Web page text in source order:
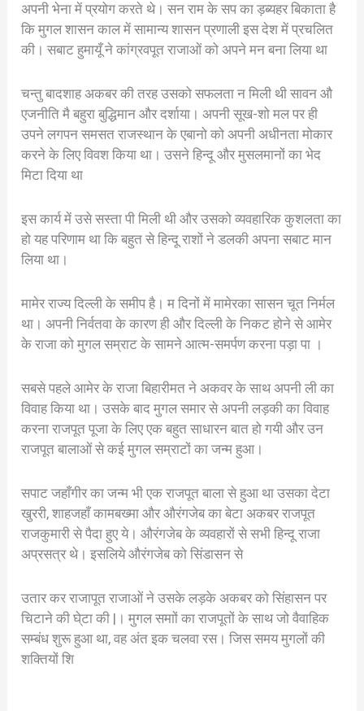
अपनी भेना में प्रयोग करते थे। सन राम के सप का ड़ब्यहर बिकाता है
कि मुगल शासन काल में सामान्य शासन प्रणाली इस देश में प्रचलित
की। सबाट हुमायूँ ने कांग्रवपूत राजाओं को अपने मन बना लिया था
चन्तु बादशाह अकबर की तरह उसको सफलता न मिली थी सावन औ
एजनीति मै बहुरा बुद्धिमान और दर्शाया। अपनी सूख-शो मल पर ही
उपने लगपन समसत राजस्थान के एबानो को अपनी अधीनता मोकार
करने के लिए विवश किया था। उसने हिन्दू और मुसलमानों का भेद
मिटा दिया था
इस कार्य में उसे सस्ता पी मिली थी और उसको व्यवहारिक कुशलता का
हो यह परिणाम था कि बहुत से हिन्दू राशों ने डलकी अपना सबाट मान
लिया था।
मामेर राज्य दिल्ली के समीप है। म दिनों में मामेरका सासन चूत निर्मल
था। अपनी निर्वतवा के कारण ही और दिल्ली के निकट होने से आमेर
के राजा को मुगल सम्राट के सामने आत्म-समर्पण करना पड़ा पा ।
सबसे पहले आमेर के राजा बिहारीमत ने अकवर के साथ अपनी ली का
विवाह किया था। उसके बाद मुगल समार से अपनी लड़की का विवाह
करना राजपूत पूजा के लिए एक बहुत साधारन बात हो गयी और उन
राजपूत बालाओं से कई मुगल सम्राटों का जन्म हुआ।
सपाट जहाँगीर का जन्म भी एक राजपूत बाला से हुआ था उसका देटा
खुररी, शाहजहाँ कामबख्मा और औरंगजेब का बेटा अकबर राजपूत
राजकुमारी से पैदा हुए ये। औरंगजेब के व्यवहारों से सभी हिन्दू राजा
अप्रसत्र थे। इसलिये औरंगजेब को सिंडासन से
उतार कर राजापूत राजाओं ने उसके लड़के अकबर को सिंहासन पर
चिटाने की घे्टा की |। मुगल समाों का राजपूतों के साथ जो वैवाहिक
सम्बंध शुरू हुआ था, वह अंत इक चलवा रस। जिस समय मुगलों की
शक्तियों शि